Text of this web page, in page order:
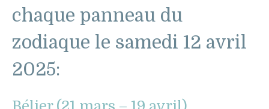
chaque panneau du
zodiaque le samedi 12 avril
2025: